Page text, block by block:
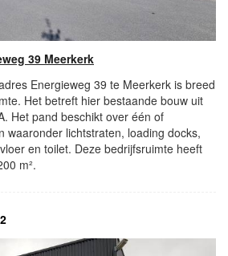
39 Meerkerk
Energieweg 39 te Meerkerk is breed
Het betreft hier bestaande bouw uit
Het pand beschikt over één of
waaronder lichtstraten, loading docks,
en toilet. Deze bedrijfsruimte heeft
m².